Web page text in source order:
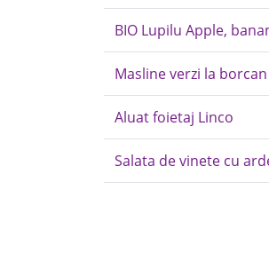
BIO Lupilu Apple,
Masline verzi la
Aluat foietaj Linco
Salata de vinete cu